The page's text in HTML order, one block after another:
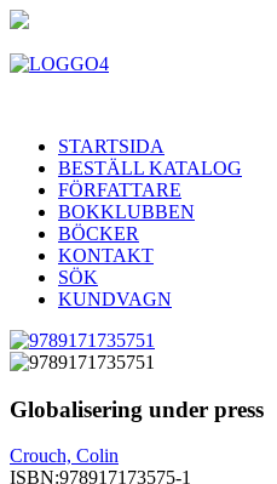
STARTSIDA
BESTÄLL KATALOG
FÖRFATTARE
BOKKLUBBEN
BÖCKER
KONTAKT
SÖK
KUNDVAGN
Globalisering under press
Crouch, Colin
ISBN:978917173575-1